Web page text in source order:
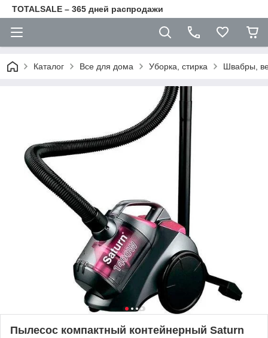
TOTALSALE – 365 дней распродажи
Каталог Все для дома Уборка, стирка Швабры,
Пылесос компактный контейнерный Saturn